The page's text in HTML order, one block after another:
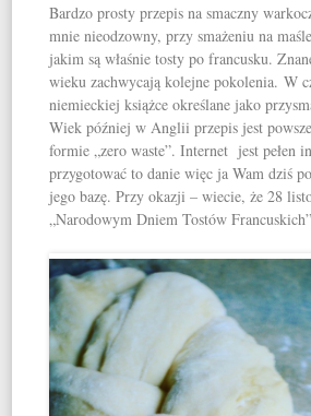
Bardzo prosty przepis na smaczny
mnie nieodzowny, przy smażeniu na
jakim są właśnie tosty po francusku.
wieku zachwycają kolejne pokolenia. W
niemieckiej książce określane jako
Wiek później w Anglii przepis jest
formie „zero waste”. Internet jest pełen
przygotować to danie więc ja Wam dziś
jego bazę. Przy okazji – wiecie, że 28
„Narodowym Dniem Tostów